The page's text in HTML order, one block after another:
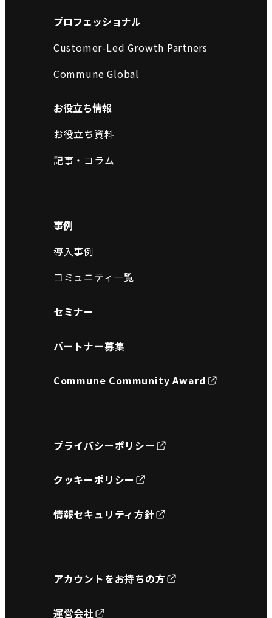
プロフェッショナル
Customer-Led Growth Partners
Commune Global
お役立ち情報
お役立ち資料
記事・コラム
事例
導入事例
コミュニティ一覧
セミナー
パートナー募集
Commune Community Award
プライバシーポリシー
クッキーポリシー
情報セキュリティ方針
アカウントをお持ちの方
運営会社